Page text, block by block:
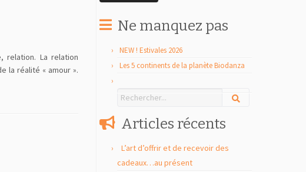
relation. La relation
la réalité « amour ».
Ne manquez pas
NEW ! Estivales 2026
Les 5 continents de la planète Biodanza
Articles récents
L’art d’offrir et de recevoir des
cadeaux…au présent